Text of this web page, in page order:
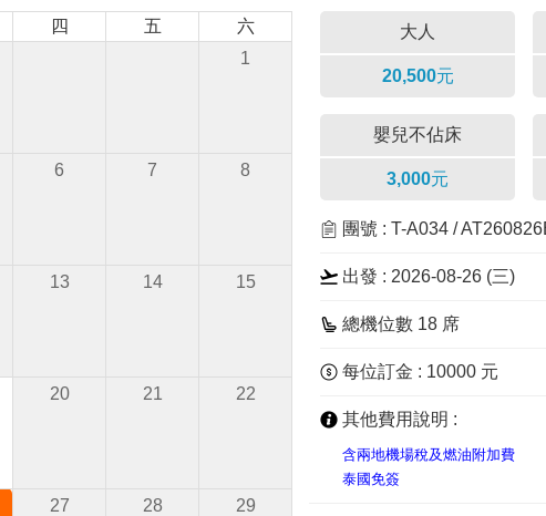
四 五
六
1
6 7 8
13 14 15
20 21 22
27 28 29
大人
20,500元
嬰兒不佔床
3,000元
團號 : T-A034 /
出發 : 2026-08-26 (三)
總機位數 18 席
每位訂金 : 10000 元
其他費用說明 :
含兩地機場稅及燃油附加費
泰國免簽